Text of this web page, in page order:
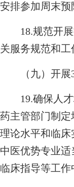
安排参加周末
18.规范开展
关服务规范和
（九）开展
19.确保人才
药主管部门制
理论水平和临
中医优势专业
临床指导等工作